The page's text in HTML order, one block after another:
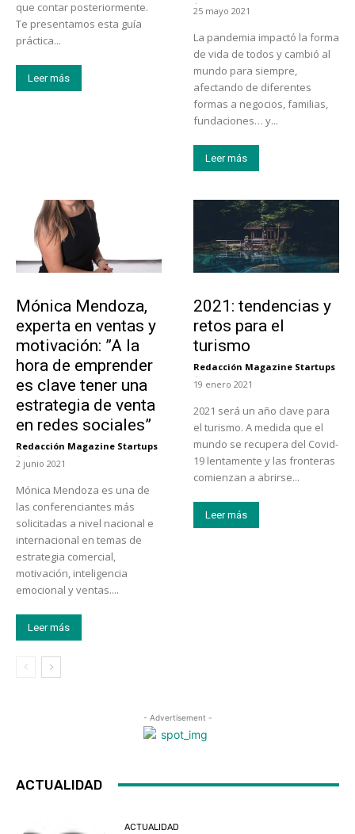
que contar posteriormente.
Te presentamos esta guía
práctica...
Leer más
25 mayo 2021
La pandemia impactó la forma
de vida de todos y cambió al
mundo para siempre,
afectando de diferentes
formas a negocios, familias,
fundaciones… y...
Leer más
Mónica Mendoza,
experta en ventas y
motivación: ”A la
hora de emprender
es clave tener una
estrategia de venta
en redes sociales”
Redacción Magazine Startups
-
2 junio 2021
Mónica Mendoza es una de
las conferenciantes más
solicitadas a nivel nacional e
internacional en temas de
estrategia comercial,
motivación, inteligencia
emocional y ventas....
Leer más
2021: tendencias y
retos para el
turismo
Redacción Magazine Startups
-
19 enero 2021
2021 será un año clave para
el turismo. A medida que el
mundo se recupera del Covid-
19 lentamente y las fronteras
comienzan a abrirse...
Leer más
- Advertisement -
ACTUALIDAD
ACTUALIDAD